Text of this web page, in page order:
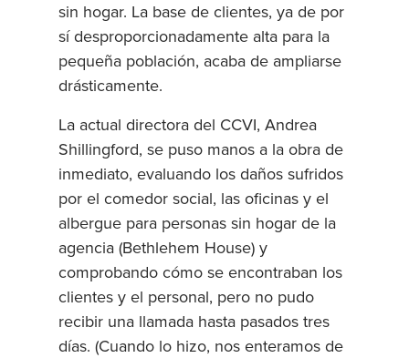
sin hogar. La base de clientes, ya de por
sí desproporcionadamente alta para la
pequeña población, acaba de ampliarse
drásticamente.
La actual directora del CCVI, Andrea
Shillingford, se puso manos a la obra de
inmediato, evaluando los daños sufridos
por el comedor social, las oficinas y el
albergue para personas sin hogar de la
agencia (Bethlehem House) y
comprobando cómo se encontraban los
clientes y el personal, pero no pudo
recibir una llamada hasta pasados tres
días. (Cuando lo hizo, nos enteramos de